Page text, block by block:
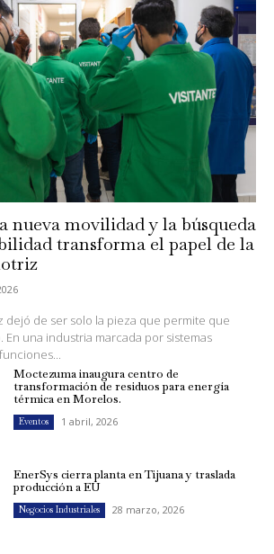
nueva movilidad y la búsqueda
transforma el papel de la
dejó de ser solo la pieza que permite que
una industria marcada por sistemas
Moctezuma inaugura centro de
transformación de residuos para energía
térmica en Morelos.
Eventos 1 abril, 2026
EnerSys cierra planta en Tijuana y traslada
producción a EU
Negocios Industriales 28 marzo, 2026